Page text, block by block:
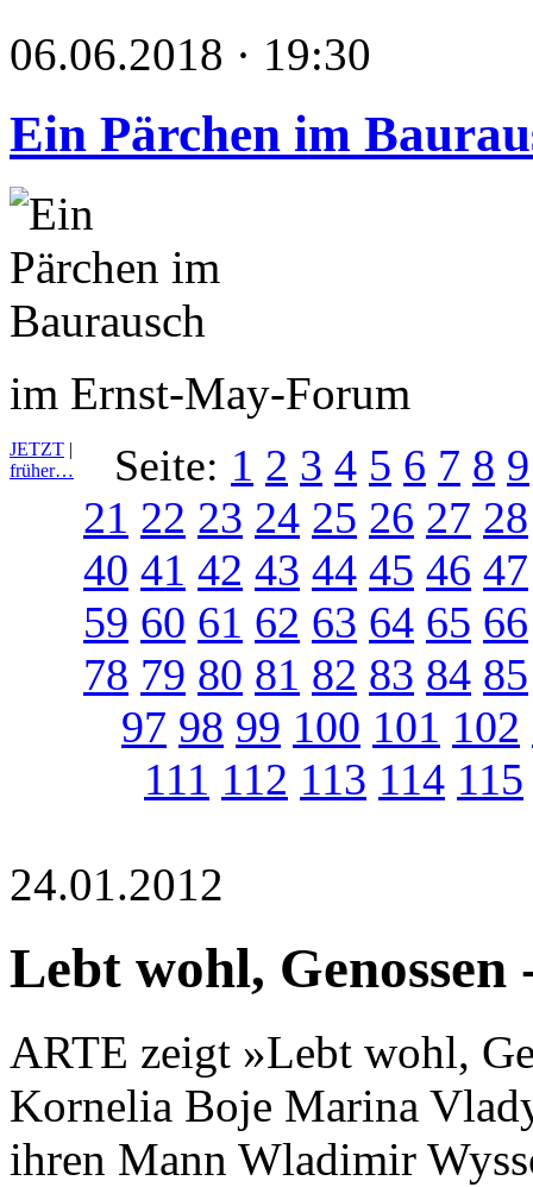
06.06.2018 · 19:30
Ein Pärchen im
im Ernst-May-Forum
JETZT |
früher…
Seite: 1 2 3 4 5 6 7 8 9
21 22 23 24 25 26 27 28
40 41 42 43 44 45 46 47
59 60 61 62 63 64 65 66
78 79 80 81 82 83 84 85
97 98 99 100 101 102
111 112 113 114 115
24.01.2012
Lebt wohl,
ARTE zeigt »Lebt wohl,
Kornelia Boje Marina
ihren Mann Wladimir